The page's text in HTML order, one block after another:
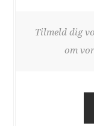
Tilmeld dig
om